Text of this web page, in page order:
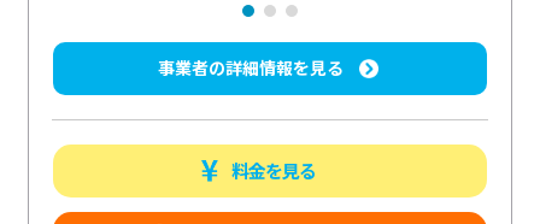
事業者の詳細情報を見る
料金を見る